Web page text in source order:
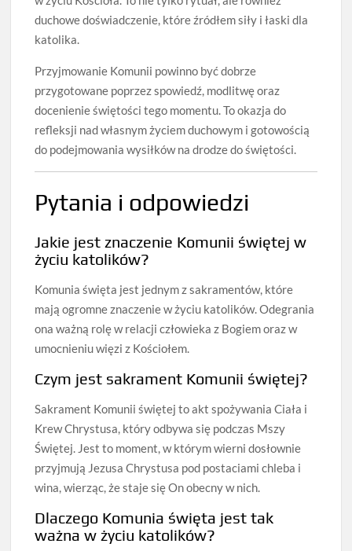
duchowe doświadczenie, które źródłem siły i łaski dla
katolika.
Przyjmowanie Komunii powinno być dobrze
przygotowane poprzez spowiedź, modlitwę oraz
docenienie świętości tego momentu. To okazja do
refleksji nad własnym życiem duchowym i gotowością
do podejmowania wysiłków na drodze do świętości.
Pytania i odpowiedzi
Jakie jest znaczenie Komunii świętej w
życiu katolików?
Komunia święta jest jednym z sakramentów, które
mają ogromne znaczenie w życiu katolików. Odegrania
ona ważną rolę w relacji człowieka z Bogiem oraz w
umocnieniu więzi z Kościołem.
Czym jest sakrament Komunii świętej?
Sakrament Komunii świętej to akt spożywania Ciała i
Krew Chrystusa, który odbywa się podczas Mszy
Świętej. Jest to moment, w którym wierni dosłownie
przyjmują Jezusa Chrystusa pod postaciami chleba i
wina, wierząc, że staje się On obecny w nich.
Dlaczego Komunia święta jest tak
ważna w życiu katolików?